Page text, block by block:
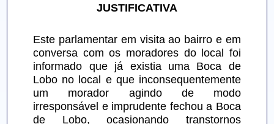
JUSTIFICATIVA
Este parlamentar em visita ao bairro e em
conversa com os moradores do local foi
informado que já existia uma Boca de
Lobo no local e que inconsequentemente
um morador agindo de modo
irresponsável e imprudente fechou a Boca
de Lobo, ocasionando transtornos